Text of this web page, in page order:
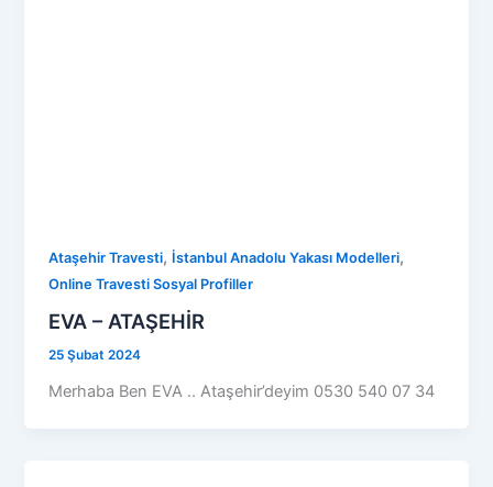
Ataşehir Travesti, İstanbul Anadolu Yakası Modelleri,
Online Travesti Sosyal Profiller
EVA – ATAŞEHİR
25 Şubat 2024
Merhaba Ben EVA .. Ataşehir’deyim 0530 540 07 34